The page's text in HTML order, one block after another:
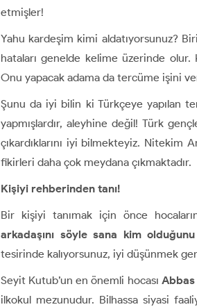
etmişler!
Yahu kardeşim kimi aldatıyorsunuz?
hataları genelde kelime üzerinde
Onu yapacak adama da tercüme işini
Şunu da iyi bilin ki Türkçeye yapılan
yapmışlardır, aleyhine değil! Türk
çıkardıklarını iyi bilmekteyiz.
fikirleri daha çok meydana çıkmaktadır.
Kişiyi rehberinden tanı!
Bir kişiyi tanımak için önce
arkadaşını söyle sana kim
tesirinde kalıyorsunuz, iyi düşünmek
Seyit Kutub’un en önemli hocası
ilkokul mezunudur. Bilhassa siyasi